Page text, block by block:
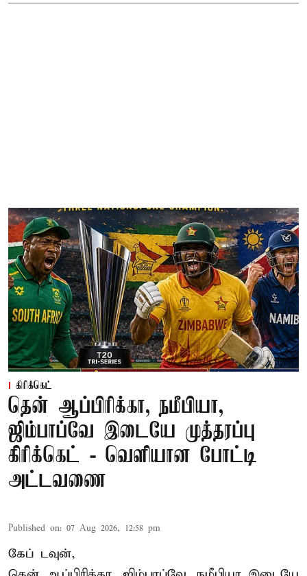
கிரிக்கெட்
தென் ஆப்பிரிக்கா, நமீபியா,
ஜிம்பாப்வே இடையே முத்தரப்பு
கிரிக்கெட் - வெளியான போட்டி
அட்டவணை
Published on: 07 Aug 2026, 12:58 pm
கேப் டவுன்,